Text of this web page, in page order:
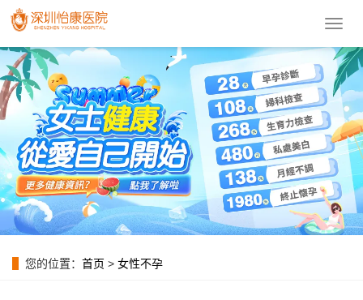
導
菜
單
您的位置： 首页 > 女性不孕